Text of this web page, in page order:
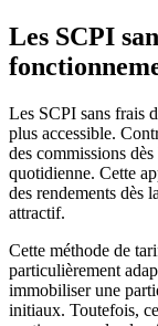
Les SCPI
Les SCPI sans frais
plus accessible.
des commissions
quotidienne. Cette
des rendements dès
attractif.
Cette méthode de
particulièrement
immobiliser une
initiaux. Toutefois,